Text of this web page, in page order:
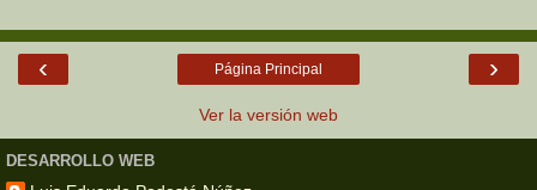
‹ ›
Página Principal
Ver la versión web
DESARROLLO WEB